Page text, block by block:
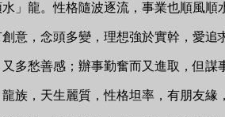
」龍。性格隨波逐流，事業也順風
意，念頭多變，理想強於實幹，愛追
多愁善感；辦事勤奮而又進取，但謀
族，天生麗質，性格坦率，有朋友